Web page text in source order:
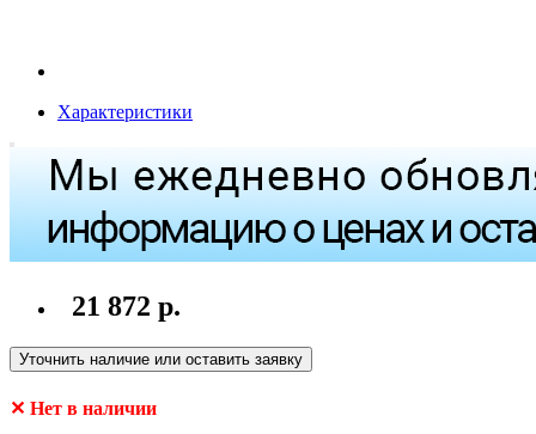
Характеристики
21 872 р.
Уточнить наличие или оставить заявку
✕ Нет в наличии